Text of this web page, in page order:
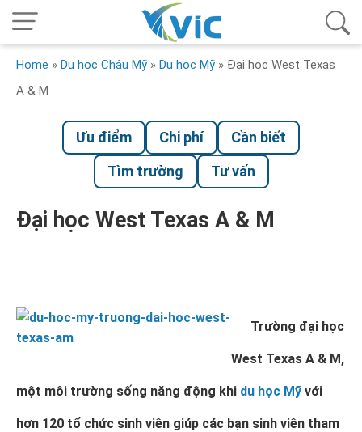
Home » Du học Châu Mỹ » Du học Mỹ » Đại học West Texas
A & M
Ưu điểm Chi phí
Cần biết
Tìm trường
Tư vấn
Đại học West Texas A & M
Trường đại học
West Texas A & M,
một môi trường sống năng động khi du học Mỹ với
hơn 120 tổ chức sinh viên giúp các bạn sinh viên tham